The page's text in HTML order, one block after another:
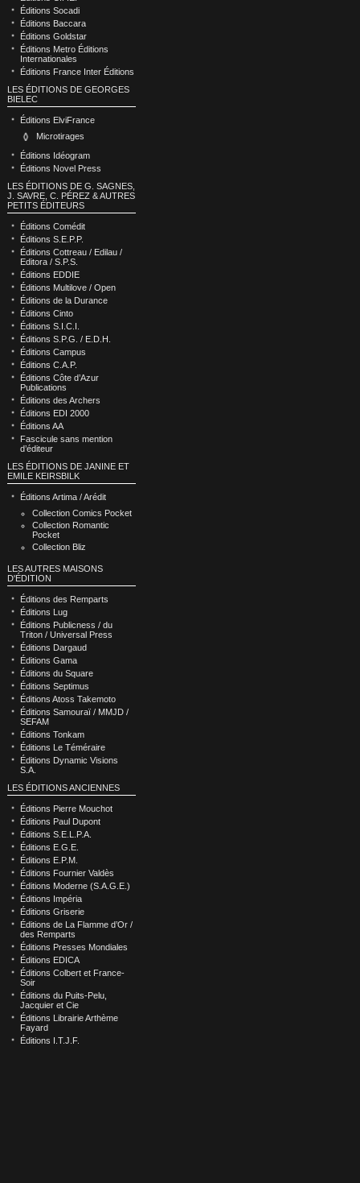
Éditions Socadi
Éditions Baccara
Éditions Goldstar
Éditions Metro Éditions
Internationales
Éditions France Inter Éditions
LES ÉDITIONS DE GEORGES
BIELEC
Éditions ElviFrance
Microtirages
Éditions Idéogram
Éditions Novel Press
LES ÉDITIONS DE G. SAGNES,
J. SAVRE, C. PÉREZ & AUTRES
PETITS ÉDITEURS
Éditions Comédit
Éditions S.E.P.P.
Éditions Cottreau / Edilau /
Editora / S.P.S.
Éditions EDDIE
Éditions Multilove / Open
Éditions de la Durance
Éditions Cinto
Éditions S.I.C.I.
Éditions S.P.G. / E.D.H.
Éditions Campus
Éditions C.A.P.
Éditions Côte d’Azur
Publications
Éditions des Archers
Éditions EDI 2000
Éditions AA
Fascicule sans mention
d’éditeur
LES ÉDITIONS DE JANINE ET
EMILE KEIRSBILK
Éditions Artima / Arédit
Collection Comics Pocket
Collection Romantic
Pocket
Collection Bliz
LES AUTRES MAISONS
D'ÉDITION
Éditions des Remparts
Éditions Lug
Éditions Publicness / du
Triton / Universal Press
Éditions Dargaud
Éditions Gama
Éditions du Square
Éditions Septimus
Éditions Atoss Takemoto
Éditions Samouraï / MMJD /
SEFAM
Éditions Tonkam
Éditions Le Téméraire
Éditions Dynamic Visions
S.A.
LES ÉDITIONS ANCIENNES
Éditions Pierre Mouchot
Éditions Paul Dupont
Éditions S.E.L.P.A.
Éditions E.G.E.
Éditions E.P.M.
Éditions Fournier Valdès
Éditions Moderne (S.A.G.E.)
Éditions Impéria
Éditions Griserie
Éditions de La Flamme d’Or /
des Remparts
Éditions Presses Mondiales
Éditions EDICA
Éditions Colbert et France-
Soir
Éditions du Puits-Pelu,
Jacquier et Cie
Éditions Librairie Arthème
Fayard
Éditions I.T.J.F.